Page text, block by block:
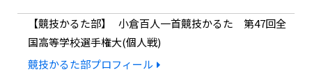
競技かるた部
小倉百人一首競技かるた 第47回全
国高等学校選手権大(個人戦)
競技かるた部プロフィール